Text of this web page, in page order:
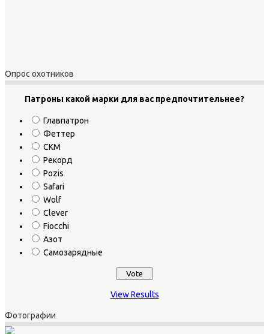
Опрос охотников
Патроны какой марки для вас предпочтительнее?
Главпатрон
Феттер
СКМ
Рекорд
Pozis
Safari
Wolf
Clever
Fiocchi
Азот
Самозарядные
View Results
Фотографии